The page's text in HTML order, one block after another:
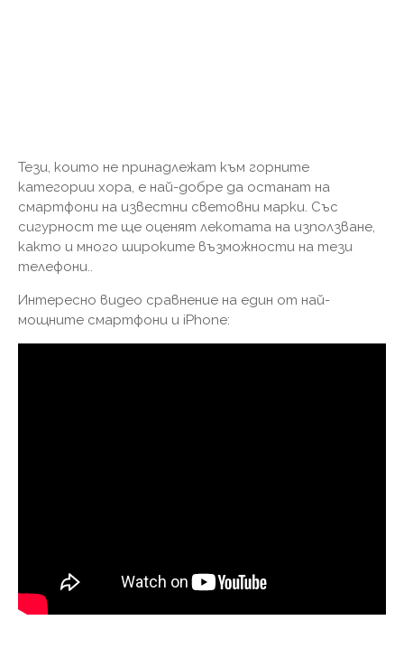
Тези, които не принадлежат към горните
категории хора, е най-добре да останат на
смартфони на известни световни марки. Със
сигурност те ще оценят лекотата на използване,
както и много широките възможности на тези
телефони..
Интересно видео сравнение на един от най-
мощните смартфони и iPhone: